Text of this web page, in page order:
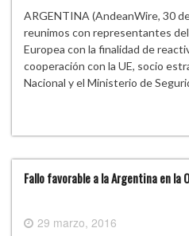
ARGENTINA (AndeanWire, 30
reunimos con representantes
Europea con la finalidad de
cooperación con la UE, socio
Nacional y el Ministerio de
Fallo favorable a la Argentina en la
29 marzo, 2016